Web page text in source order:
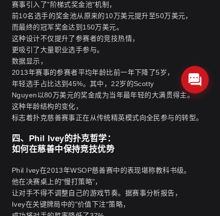
赛事引入了"阶梯式奖金池"机制，
前10名选手的奖金池从原来的10万美元提升至50万美元，
而最终的冠军奖金达到150万美元。
这种设计不仅提升了参赛者的竞技热情，
更吸引了大量职业选手参与。
数据显示，
2013年赛事的参赛者平均年龄比前一年下降了5岁，
年轻选手占比达到45%。其中，22岁的Scotty
Nguyen以80万美元的奖金成为当年最年轻的大满贯得主。
这种年龄结构的变化，
标志着扑克慈善赛事正在从传统精英模式向全民参与的转型。
四、Phil Ivey的扑克哲学：
如何在慈善中保持竞技优势
Phil Ivey在2013年WSOP慈善赛中的表现堪称教科书级。
他在决赛桌上的"慢打策略"，
让对手不得不调整自己的游戏节奏。据赛事分析报告，
Ivey在关键牌局中的"价值下注"策略，